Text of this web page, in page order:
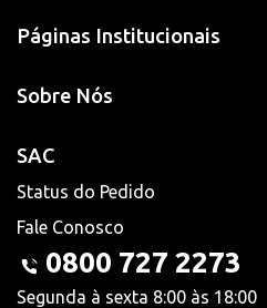
Páginas Institucionais
Sobre Nós
SAC
Status do Pedido
Fale Conosco
0800 727 2273
Segunda à sexta 8:00 às 18:00